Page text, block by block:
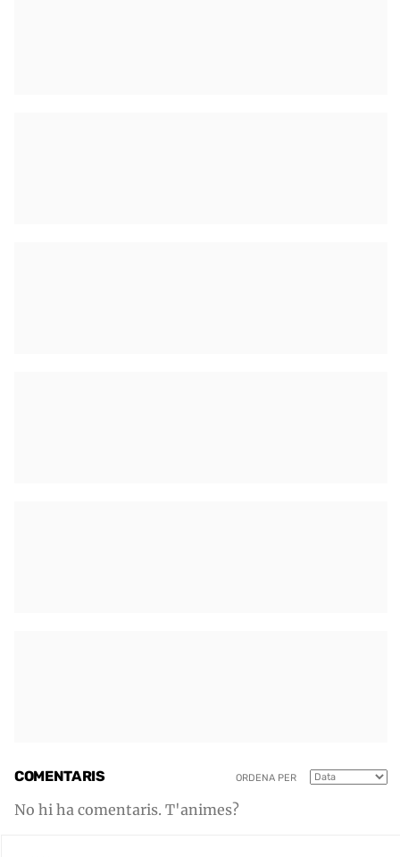
COMENTARIS ORDENA PER
No hi ha comentaris. T'animes?